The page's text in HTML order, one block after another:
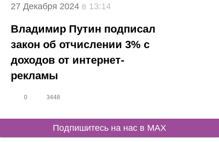
27 Декабря 2024 в 13:14
Владимир Путин подписал
закон об отчислении 3% с
доходов от интернет-
рекламы
0 3448
Подпишитесь на нас в MAX